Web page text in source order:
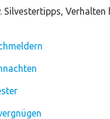
Silvestertipps, Verhalten